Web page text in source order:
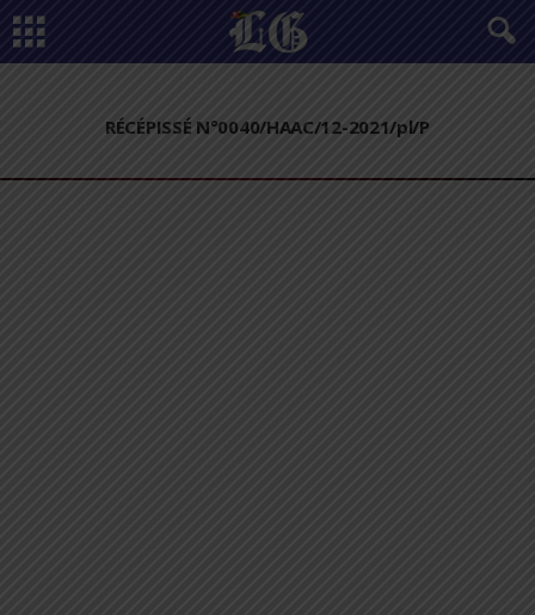
RÉCÉPISSÉ N°0040/HAAC/12-2021/pl/P